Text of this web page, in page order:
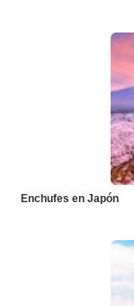
Enchufes en Japón